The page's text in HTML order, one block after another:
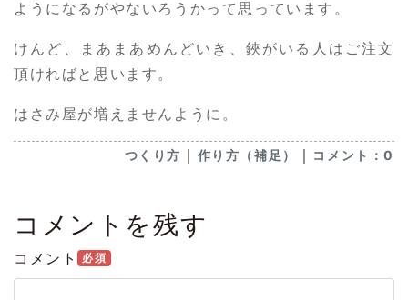
ようになるがやないろうかって思っています。
けんど、まあまあめんどいき、鋏がいる人はご注文
頂ければと思います。
はさみ屋が増えませんように。
つくり方 ｜ 作り方（補足） ｜ コメント：0
コメントを残す
コメント 必須